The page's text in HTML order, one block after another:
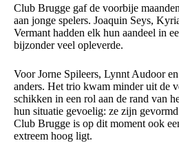
Club Brugge gaf de voorbije
aan jonge spelers. Joaquin Seys,
Vermant hadden elk hun aandeel in
bijzonder veel opleverde.
Voor Jorne Spileers, Lynnt Audoor
anders. Het trio kwam minder uit de
schikken in een rol aan de rand van
hun situatie gevoelig: ze zijn
Club Brugge is op dit moment ook
extreem hoog ligt.